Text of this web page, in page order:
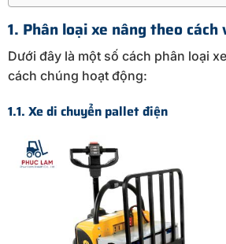
1. Phân loại xe nâng theo cách
Dưới đây là một số cách phân loại
cách chúng hoạt động:
1.1. Xe di chuyển pallet điện